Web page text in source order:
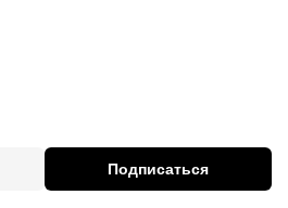
Подписаться